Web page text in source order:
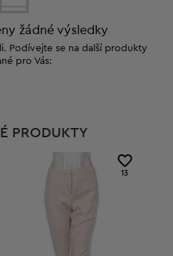
žádné výsledky
Podívejte se na další produkty
pro Vás:
PRODUKTY
13